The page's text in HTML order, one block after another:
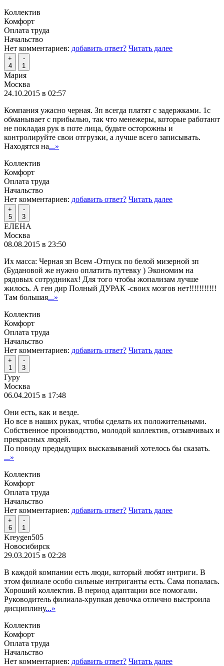
Коллектив
Комфорт
Оплата труда
Начальство
Нет комментариев: добавить ответ? Читать далее
+
4
-
1
Мария
Москва
24.10.2015 в 02:57
Компания ужасно черная. Зп всегда платят с задержками. 1с
обманывает с прибылью, так что менежеры, которые работают
не покладая рук в поте лица, будьте осторожны и
контролируйте свои отгрузки, а лучше всего записывать.
Находятся на...»
Коллектив
Комфорт
Оплата труда
Начальство
Нет комментариев: добавить ответ? Читать далее
+
5
-
3
ЕЛЕНА
Москва
08.08.2015 в 23:50
Их масса: Черная зп Всем -Отпуск по белой мизерной зп
(Будановой же нужно оплатить путевку ) Экономим на
рядовых сотрудниках! Для того чтобы жопализам лучше
жилось. А ген дир Полный ДУРАК -своих мозгов нет!!!!!!!!!!!
Там большая...»
Коллектив
Комфорт
Оплата труда
Начальство
Нет комментариев: добавить ответ? Читать далее
+
1
-
3
Гуру
Москва
06.04.2015 в 17:48
Они есть, как и везде.
Но все в наших руках, чтобы сделать их положительными.
Собственное производство, молодой коллектив, отзывчивых и
прекрасных людей.
По поводу предыдущих высказываний хотелось бы сказать.
...»
Коллектив
Комфорт
Оплата труда
Начальство
Нет комментариев: добавить ответ? Читать далее
+
6
-
1
Kreygen505
Новосибирск
29.03.2015 в 02:28
В каждой компании есть люди, который любят интриги. В
этом филиале особо сильные интриганты есть. Сама попалась.
Хороший коллектив. В период адаптации все помогали.
Руководитель филиала-хрупкая девочка отлично выстроила
дисциплину...»
Коллектив
Комфорт
Оплата труда
Начальство
Нет комментариев: добавить ответ? Читать далее